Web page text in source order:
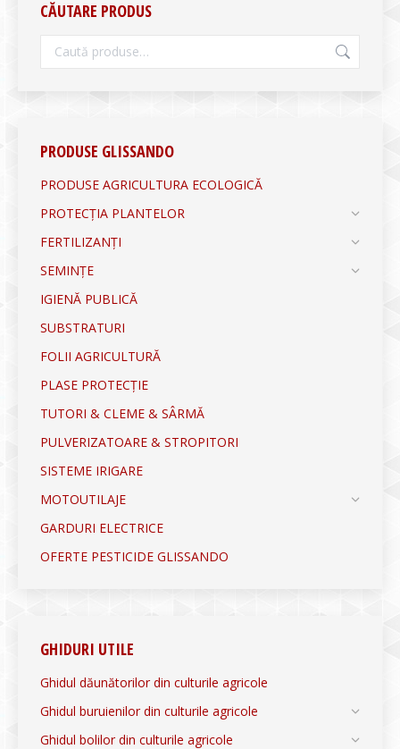
CĂUTARE PRODUS
PRODUSE GLISSANDO
PRODUSE AGRICULTURA ECOLOGICĂ
PROTECȚIA PLANTELOR
FERTILIZANȚI
SEMINȚE
IGIENĂ PUBLICĂ
SUBSTRATURI
FOLII AGRICULTURĂ
PLASE PROTECȚIE
TUTORI & CLEME & SÂRMĂ
PULVERIZATOARE & STROPITORI
SISTEME IRIGARE
MOTOUTILAJE
GARDURI ELECTRICE
OFERTE PESTICIDE GLISSANDO
GHIDURI UTILE
Ghidul dăunătorilor din culturile agricole
Ghidul buruienilor din culturile agricole
Ghidul bolilor din culturile agricole